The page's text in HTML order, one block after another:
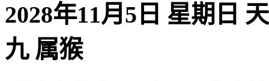
2028年11月5日 星期日
九 属猴